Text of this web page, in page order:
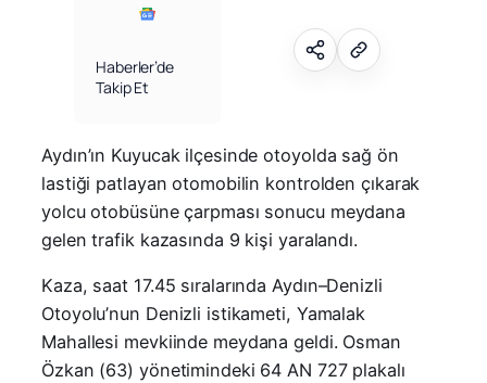
Haberler’de
Takip Et
Aydın’ın Kuyucak ilçesinde otoyolda sağ ön
lastiği patlayan otomobilin kontrolden çıkarak
yolcu otobüsüne çarpması sonucu meydana
gelen trafik kazasında 9 kişi yaralandı.
Kaza, saat 17.45 sıralarında Aydın–Denizli
Otoyolu’nun Denizli istikameti, Yamalak
Mahallesi mevkiinde meydana geldi. Osman
Özkan (63) yönetimindeki 64 AN 727 plakalı